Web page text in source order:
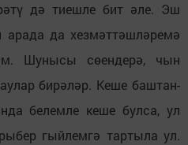
дә тиешле бит әле. Эш
арада да хезмәттәшләремә
Шунысы сөендерә, чын
бирәләр. Кеше баштан-
белемле кеше булса, ул
гыйлемгә тартыла ул.